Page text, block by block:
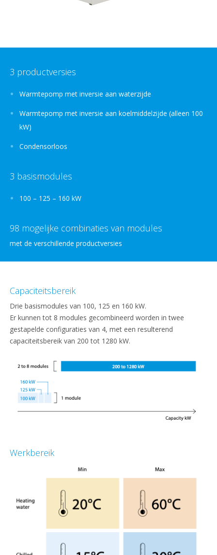
3 productversies
Warmtepomp met inversie aan waterzijde
Warmtepomp met inversie aan koelmiddelzijde (alleen 100
kW)
Condensorloos
3 basismodules
100 – 125 – 160 kW
98 mogelijke combinaties van modules
met de verschillende productversies
Capaciteitsbereik
Drie basismodules van 100, 125 en 160 kW.
Er kunnen tot 8 modules gecombineerd worden in twee
gestapelde configuraties van 4, met een resulterend
capaciteitsbereik van 200 tot 1280 kW.
Werkbereik